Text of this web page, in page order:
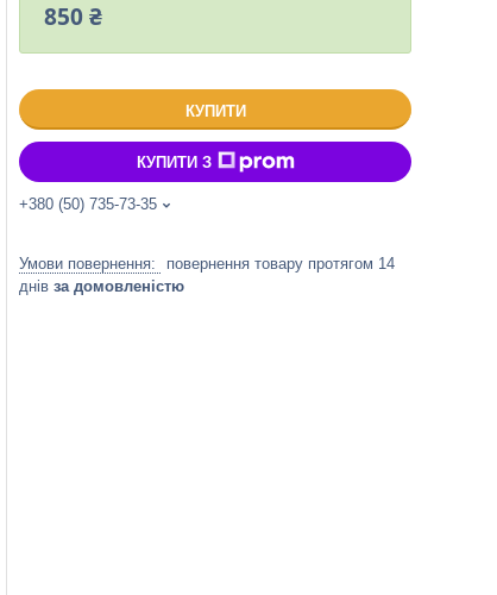
850 ₴
КУПИТИ
КУПИТИ З
+380 (50) 735-73-35
повернення товару протягом 14
днів за домовленістю